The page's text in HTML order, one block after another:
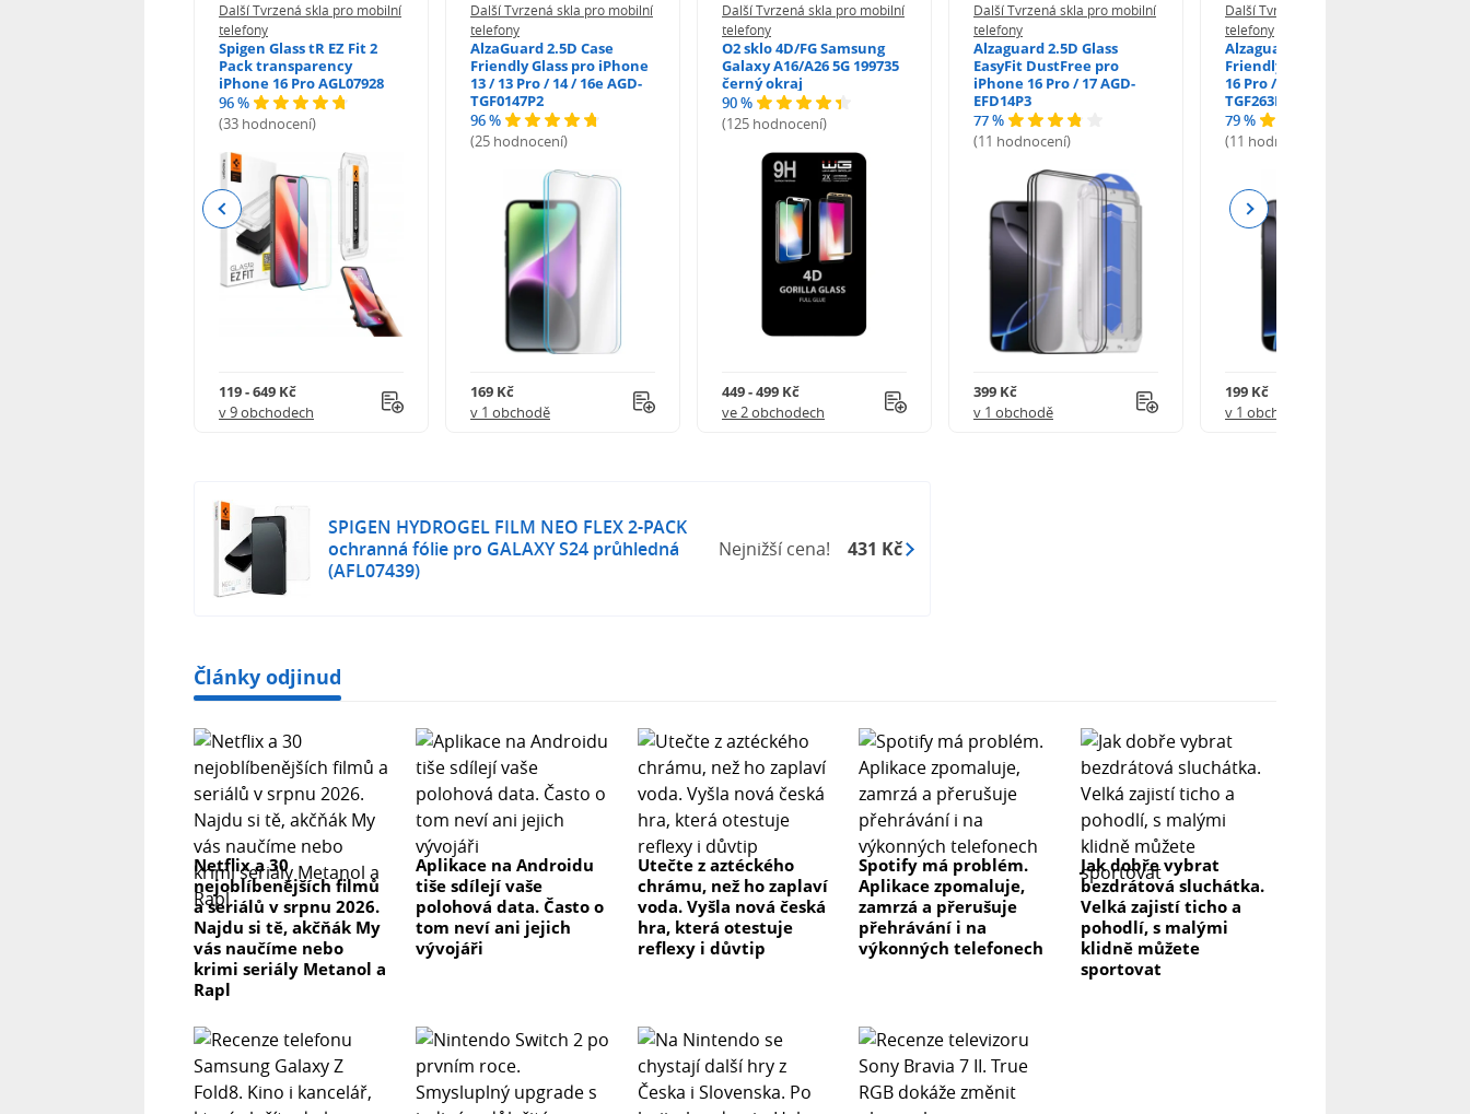
Další Tvrzená skla pro mobilní
telefony
Spigen Glass tR EZ Fit 2
Pack transparency
iPhone 16 Pro AGL07928
96 %
(33 hodnocení)
119 - 649 Kč
v 9 obchodech
Další Tvrzená skla pro mobilní
telefony
AlzaGuard 2.5D Case
Friendly Glass pro iPhone
13 / 13 Pro / 14 / 16e AGD-
TGF0147P2
96 %
(25 hodnocení)
169 Kč
v 1 obchodě
Další Tvrzená skla pro mobilní
telefony
O2 sklo 4D/FG Samsung
Galaxy A16/A26 5G 199735
černý okraj
90 %
(125 hodnocení)
449 - 499 Kč
ve 2 obchodech
Další Tvrzená skla pro mobilní
telefony
Alzaguard 2.5D Glass
EasyFit DustFree pro
iPhone 16 Pro / 17 AGD-
EFD14P3
77 %
(11 hodnocení)
399 Kč
v 1 obchodě
Další Tvrzená skla pro mobilní
telefony
Alzaguard 2.5D Case
Friendly Glass pro iPhone
16 Pro / 17 / 17 Pro AGD-
TGF263P2
79 %
(11 hodnocení)
199 Kč
v 1 obchodě
Previous Next
SPIGEN HYDROGEL FILM NEO FLEX 2-PACK
ochranná fólie pro GALAXY S24 průhledná
(AFL07439)
Nejnižší cena! 431 Kč
Články odjinud
Netflix a 30
nejoblíbenějších filmů
a seriálů v srpnu 2026.
Najdu si tě, akčňák My
vás naučíme nebo
krimi seriály Metanol a
Rapl
Aplikace na Androidu
tiše sdílejí vaše
polohová data. Často o
tom neví ani jejich
vývojáři
Utečte z aztéckého
chrámu, než ho zaplaví
voda. Vyšla nová česká
hra, která otestuje
reflexy i důvtip
Spotify má problém.
Aplikace zpomaluje,
zamrzá a přerušuje
přehrávání i na
výkonných telefonech
Jak dobře vybrat
bezdrátová sluchátka.
Velká zajistí ticho a
pohodlí, s malými
klidně můžete
sportovat